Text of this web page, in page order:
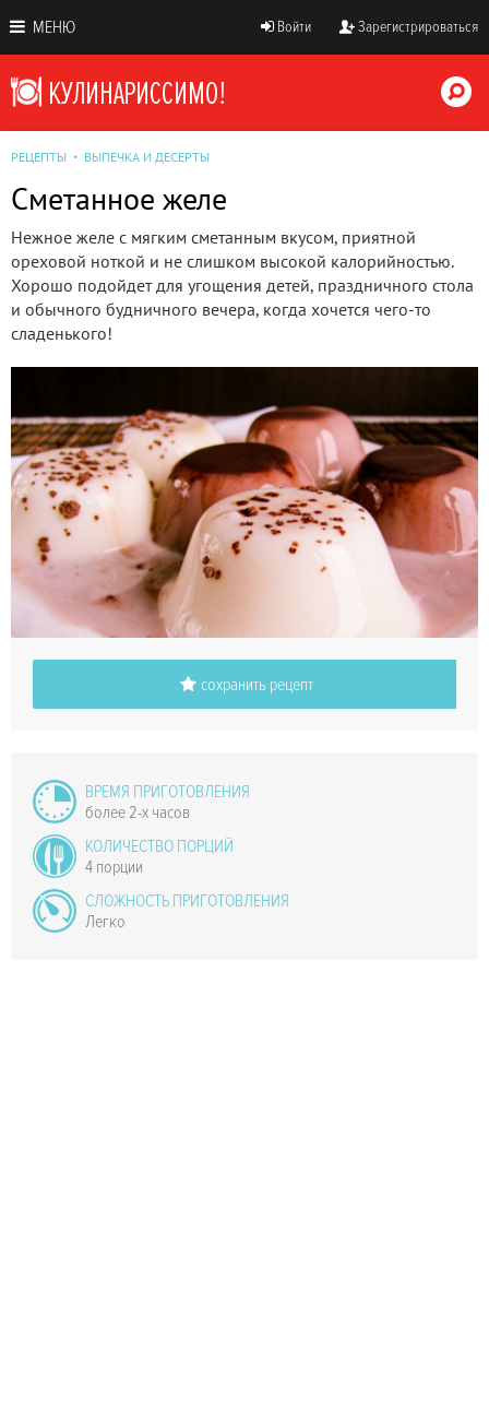
МЕНЮ Войти Зарегистрироваться
РЕЦЕПТЫ ВЫПЕЧКА И ДЕСЕРТЫ
Сметанное желе
Нежное желе с мягким сметанным вкусом, приятной
ореховой ноткой и не слишком высокой калорийностью.
Хорошо подойдет для угощения детей, праздничного стола
и обычного будничного вечера, когда хочется чего-то
сладенького!
сохранить рецепт
ВРЕМЯ ПРИГОТОВЛЕНИЯ
более 2-х часов
КОЛИЧЕСТВО ПОРЦИЙ
4 порции
СЛОЖНОСТЬ ПРИГОТОВЛЕНИЯ
Легко